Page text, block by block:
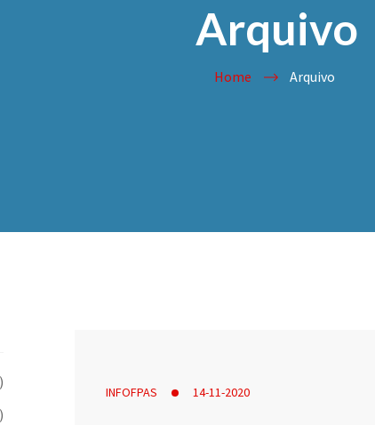
Arquivo
Home Arquivo
INFOFPAS 14-11-2020